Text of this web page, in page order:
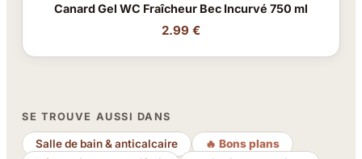
Canard Gel WC Fraîcheur Bec Incurvé 750 ml
2.99 €
SE TROUVE AUSSI DANS
Salle de bain & anticalcaire
🔥 Bons plans